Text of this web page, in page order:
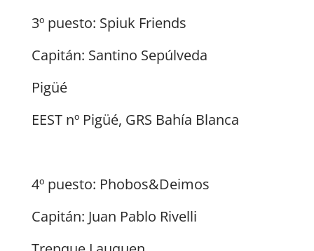
3º puesto: Spiuk Friends
Capitán: Santino Sepúlveda
Pigüé
EEST nº Pigüé, GRS Bahía Blanca
4º puesto: Phobos&Deimos
Capitán: Juan Pablo Rivelli